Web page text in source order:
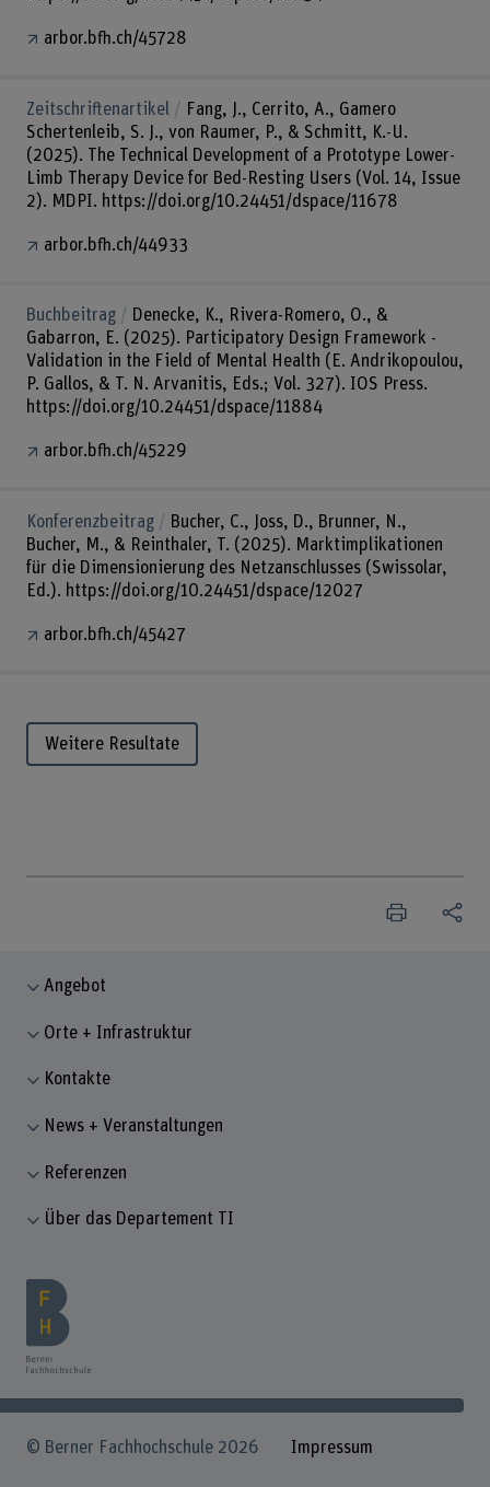
arbor.bfh.ch/45728
Zeitschriftenartikel
Fang, J., Cerrito, A., Gamero
Schertenleib, S. J., von Raumer, P., & Schmitt, K.-U.
(2025). The Technical Development of a Prototype Lower-
Limb Therapy Device for Bed-Resting Users (Vol. 14, Issue
2). MDPI. https://doi.org/10.24451/dspace/11678
arbor.bfh.ch/44933
Buchbeitrag
Denecke, K., Rivera-Romero, O., &
Gabarron, E. (2025). Participatory Design Framework -
Validation in the Field of Mental Health (E. Andrikopoulou,
P. Gallos, & T. N. Arvanitis, Eds.; Vol. 327). IOS Press.
https://doi.org/10.24451/dspace/11884
arbor.bfh.ch/45229
Konferenzbeitrag
Bucher, C., Joss, D., Brunner, N.,
Bucher, M., & Reinthaler, T. (2025). Marktimplikationen
für die Dimensionierung des Netzanschlusses (Swissolar,
Ed.). https://doi.org/10.24451/dspace/12027
arbor.bfh.ch/45427
Weitere Resultate
Angebot
Orte + Infrastruktur
Kontakte
News + Veranstaltungen
Referenzen
Über das Departement TI
© Berner Fachhochschule 2026 Impressum